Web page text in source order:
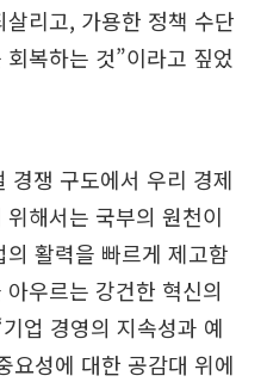
리고, 가용한 정책 수단
복하는 것”이라고 짚었
경쟁 구도에서 우리 경제
해서는 국부의 원천이
활력을 빠르게 제고함
우르는 강건한 혁신의
업 경영의 지속성과 예
요성에 대한 공감대 위에